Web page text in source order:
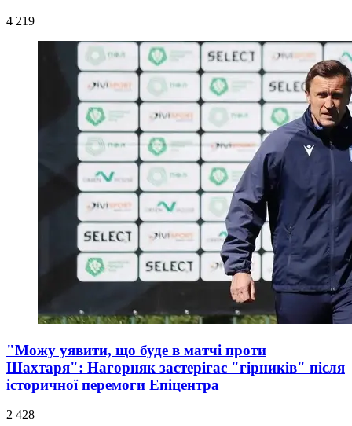
4 219
"Можу уявити, що буде в матчі проти
Шахтаря": Нагорняк застерігає "гірників" після
історичної перемоги Епіцентра
2 428